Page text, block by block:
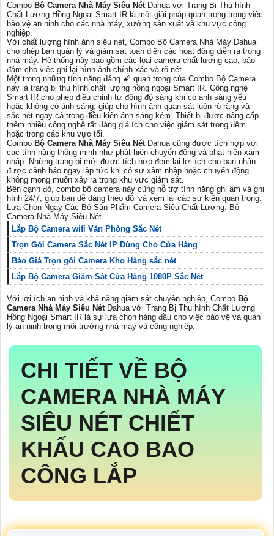
Combo Bộ Camera Nhà Máy Siêu Nét Dahua với Trang Bị Thu hình
Chất Lượng Hồng Ngoại Smart IR là một giải pháp quan trọng trong việc
bảo vệ an ninh cho các nhà máy, xưởng sản xuất và khu vực công
nghiệp.
Với chất lượng hình ảnh siêu nét, Combo Bộ Camera Nhà Máy Dahua
cho phép bạn quản lý và giám sát toàn diện các hoạt động diễn ra trong
nhà máy. Hệ thống này bao gồm các loại camera chất lượng cao, bảo
đảm cho việc ghi lại hình ảnh chính xác và rõ nét.
Một trong những tính năng đáng 🌠 quan trọng của Combo Bộ Camera
này là trang bị thu hình chất lượng hồng ngoại Smart IR. Công nghệ
Smart IR cho phép điều chỉnh tự động độ sáng khi có ánh sáng yếu
hoặc không có ánh sáng, giúp cho hình ảnh quan sát luôn rõ ràng và
sắc nét ngay cả trong điều kiện ánh sáng kém. Thiết bị được nâng cấp
thêm nhiều công nghệ rất đáng giá ích cho việc giám sát trong đêm
hoặc trong các khu vực tối.
Combo Bộ Camera Nhà Máy Siêu Nét Dahua cũng được tích hợp với
các tính năng thông minh như phát hiện chuyển động và phát hiện xâm
nhập. Những trang bị mới được tích hợp đem lại lợi ích cho bạn nhận
được cảnh báo ngay lập tức khi có sự xâm nhập hoặc chuyển động
không mong muốn xảy ra trong khu vực giám sát.
Bên cạnh đó, combo bộ camera này cũng hỗ trợ tính năng ghi âm và ghi
hình 24/7, giúp bạn dễ dàng theo dõi và xem lại các sự kiện quan trọng.
Lựa Chọn Ngay Các Bộ Sản Phẩm Camera Siêu Chất Lượng: Bộ
Camera Nhà Máy Siêu Nét
Lắp Bộ Camera wifi Văn Phòng Sắc Nét
Trọn Gói Camera Sắc Nét IP Dùng Cho Cửa Hàng
Báo Giá Trọn gói Camera Kho Hàng sắc nét
Lắp Bộ Camera Giám Sát Cửa Hàng 1080P Sắc Nét
Với lợi ích an ninh và khả năng giám sát chuyên nghiệp, Combo Bộ
Camera Nhà Máy Siêu Nét Dahua với Trang Bị Thu hình Chất Lượng
Hồng Ngoại Smart IR là sự lựa chọn hàng đầu cho việc bảo vệ và quản
lý an ninh trong môi trường nhà máy và công nghiệp.
CHI TIẾT VỀ BỘ
CAMERA NHÀ MÁY
SIÊU NÉT CHIẾT
KHẤU CAO BAO
CÔNG LẮP